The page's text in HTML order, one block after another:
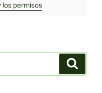
los permisos